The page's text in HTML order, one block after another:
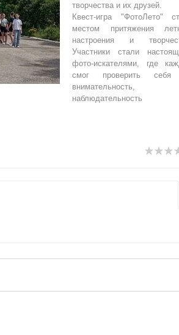
творчества и их друзей.
Квест-игра "ФотоЛето"
местом притяжения
настроения и
Участники стали
фото-искателями, где
смог проверить
внимательность,